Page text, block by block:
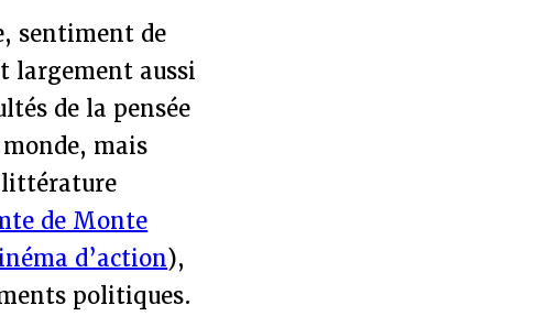
sentiment de
largement aussi
de la pensée
mais
littérature
de Monte
d’action),
politiques.